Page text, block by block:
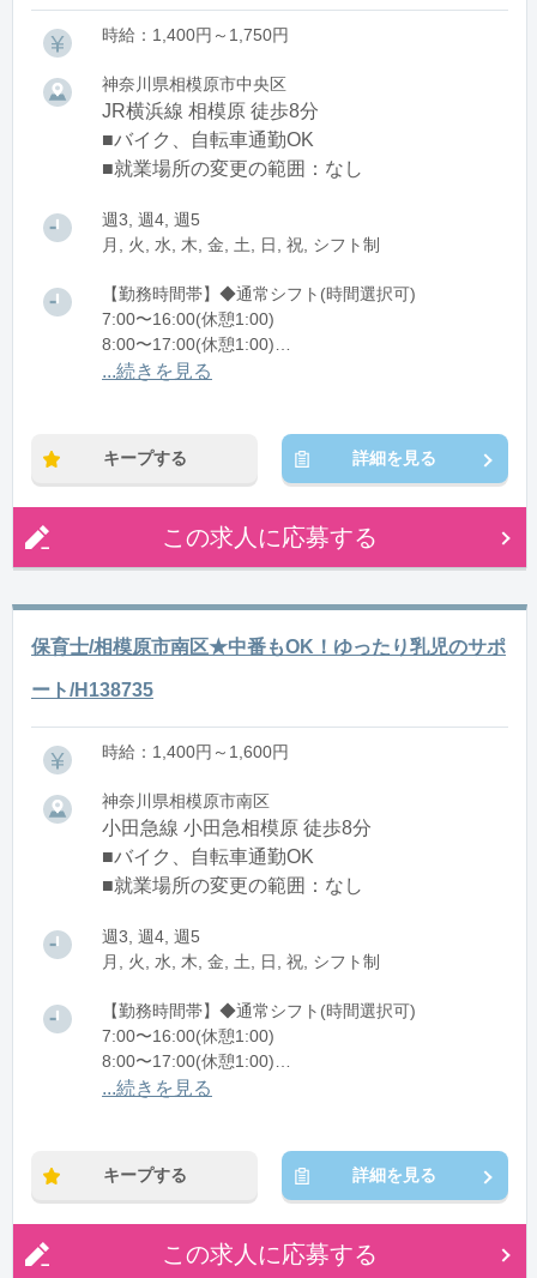
時給：1,400円～1,750円
神奈川県相模原市中央区
JR横浜線 相模原 徒歩8分
■バイク、自転車通勤OK
■就業場所の変更の範囲：なし
週3, 週4, 週5
月, 火, 水, 木, 金, 土, 日, 祝, シフト制
【勤務時間帯】◆通常シフト(時間選択可)
7:00〜16:00(休憩1:00)
8:00〜17:00(休憩1:00)
12:00〜21:00(休憩1:00)
...続きを見る
キープする 詳細を見る
この求人に応募する
保育士/相模原市南区★中番もOK！ゆったり乳児のサポ
ート/H138735
時給：1,400円～1,600円
神奈川県相模原市南区
小田急線 小田急相模原 徒歩8分
■バイク、自転車通勤OK
■就業場所の変更の範囲：なし
週3, 週4, 週5
月, 火, 水, 木, 金, 土, 日, 祝, シフト制
【勤務時間帯】◆通常シフト(時間選択可)
7:00〜16:00(休憩1:00)
8:00〜17:00(休憩1:00)
12:00〜21:00(休憩1:00)
...続きを見る
キープする 詳細を見る
この求人に応募する